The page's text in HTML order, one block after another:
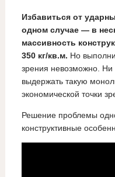
Избавиться от
одном случае — в
массивность
350 кг/кв.м. Но
зрения невозможно.
выдержать такую
экономической точки
Решение проблемы
конструктивные